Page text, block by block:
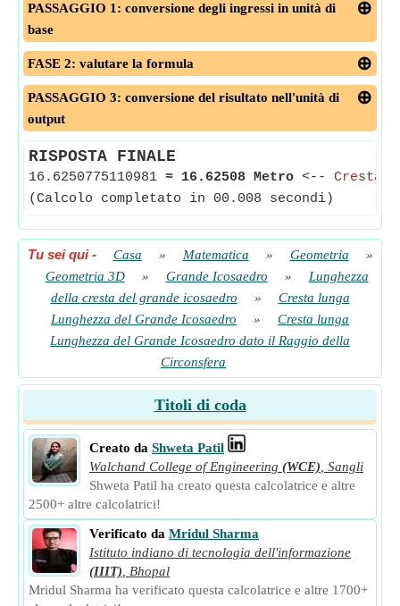
PASSAGGIO 1: conversione degli ingressi in unità di
base
FASE 2: valutare la formula
PASSAGGIO 3: conversione del risultato nell'unità di
output
RISPOSTA FINALE
16.6250775110981 ≈ 16.62508 Metro <-- Cresta
(Calcolo completato in 00.008 secondi)
Tu sei qui- Casa » Matematica » Geometria
»
Geometria 3D
» Grande Icosaedro »
Lunghezza
della cresta del grande icosaedro
»
Cresta lunga
Lunghezza del Grande Icosaedro
»
Cresta lunga
Lunghezza del Grande Icosaedro dato il Raggio della
Circonsfera
Titoli di coda
Creato da Shweta Patil
Walchand College of Engineering (WCE) Sangli
Shweta Patil ha creato questa calcolatrice e altre
2500+ altre calcolatrici!
Verificato da Mridul Sharma
Istituto indiano di tecnologia dell'informazione
(IIIT)
Bhopal
Mridul Sharma ha verificato questa calcolatrice e altre 1700+